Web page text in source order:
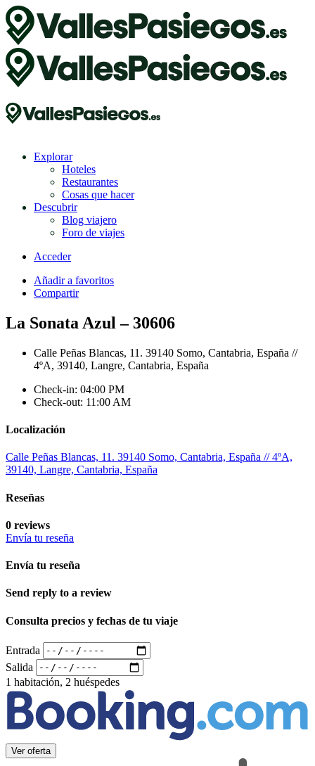
Explorar
Hoteles
Restaurantes
Cosas que hacer
Descubrir
Blog viajero
Foro de viajes
Acceder
Añadir a favoritos
Compartir
La Sonata Azul – 30606
Calle Peñas Blancas, 11. 39140 Somo, Cantabria, España //
4ºA, 39140, Langre, Cantabria, España
Check-in: 04:00 PM
Check-out: 11:00 AM
Localización
Calle Peñas Blancas, 11. 39140 Somo, Cantabria, España // 4ºA,
39140, Langre, Cantabria, España
Reseñas
0 reviews
Envía tu reseña
Envía tu reseña
Send reply to a review
Consulta precios y fechas de tu viaje
Entrada
Salida
1 habitación, 2 huéspedes
Ver oferta